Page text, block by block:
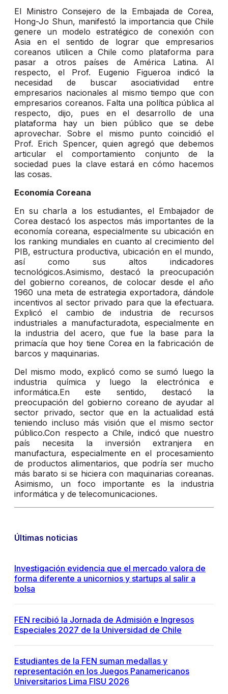
El Ministro Consejero de la Embajada de Corea,
Hong-Jo Shun, manifestó la importancia que Chile
genere un modelo estratégico de conexión con
Asia en el sentido de lograr que empresarios
coreanos utilicen a Chile como plataforma para
pasar a otros países de América Latina. Al
respecto, el Prof. Eugenio Figueroa indicó la
necesidad de buscar asociatividad entre
empresarios nacionales al mismo tiempo que con
empresarios coreanos. Falta una política pública al
respecto, dijo, pues en el desarrollo de una
plataforma hay un bien público que se debe
aprovechar. Sobre el mismo punto coincidió el
Prof. Erich Spencer, quien agregó que debemos
articular el comportamiento conjunto de la
sociedad pues la clave estará en cómo hacemos
las cosas.
Economía Coreana
En su charla a los estudiantes, el Embajador de
Corea destacó los aspectos más importantes de la
economía coreana, especialmente su ubicación en
los ranking mundiales en cuanto al crecimiento del
PIB, estructura productiva, ubicación en el mundo,
así como sus altos indicadores
tecnológicos.Asimismo, destacó la preocupación
del gobierno coreanos, de colocar desde el año
1960 una meta de estrategia exportadora, dándole
incentivos al sector privado para que la efectuara.
Explicó el cambio de industria de recursos
industriales a manufacturadota, especialmente en
la industria del acero, que fue la base para la
primacía que hoy tiene Corea en la fabricación de
barcos y maquinarias.
Del mismo modo, explicó como se sumó luego la
industria química y luego la electrónica e
informática.En este sentido, destacó la
preocupación del gobierno coreano de ayudar al
sector privado, sector que en la actualidad está
teniendo incluso más visión que el mismo sector
público.Con respecto a Chile, indicó que nuestro
país necesita la inversión extranjera en
manufactura, especialmente en el procesamiento
de productos alimentarios, que podría ser mucho
más barato si se hiciera con maquinarias coreanas.
Asimismo, un foco importante es la industria
informática y de telecomunicaciones.
Últimas noticias
Investigación evidencia que el mercado valora de
forma diferente a unicornios y startups al salir a
bolsa
FEN recibió la Jornada de Admisión e Ingresos
Especiales 2027 de la Universidad de Chile
Estudiantes de la FEN suman medallas y
representación en los Juegos Panamericanos
Universitarios Lima FISU 2026